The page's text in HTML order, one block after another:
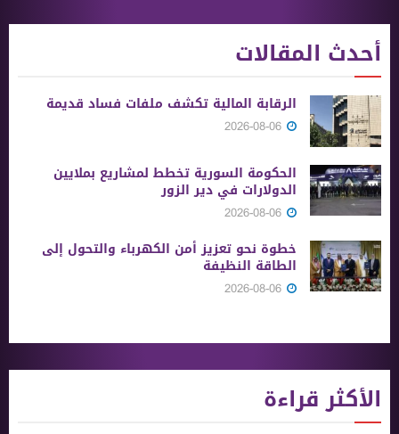
أحدث المقالات
الرقابة المالية تكشف ملفات فساد قديمة
الحكومة السورية تخطط لمشاريع بملايين
الدولارات في دير الزور
خطوة نحو تعزيز أمن الكهرباء والتحول إلى
الطاقة النظيفة
الأكثر قراءة